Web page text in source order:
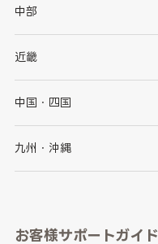
岩手県
秋田県
茨城県
群馬県
千葉県
中部
新潟県
石川県
山梨県
愛知県
近畿
大阪府
京都府
和歌山県
中国・四国
鳥取県
山口県
九州・沖縄
長崎県
お客様サポートガイド